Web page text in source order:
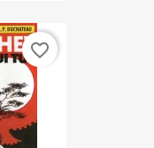
favorite_border